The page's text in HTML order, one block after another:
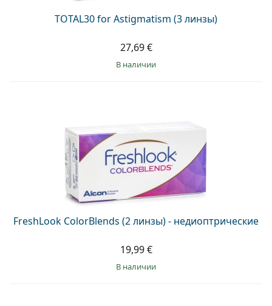
TOTAL30 for Astigmatism (3 линзы)
27,69 €
в наличии
FreshLook ColorBlends (2 линзы) - недиоптрические
19,99 €
в наличии